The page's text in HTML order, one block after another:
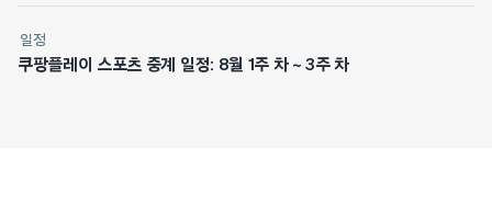
일정
쿠팡플레이 스포츠 중계 일정: 8월 1주 차 ~ 3주 차